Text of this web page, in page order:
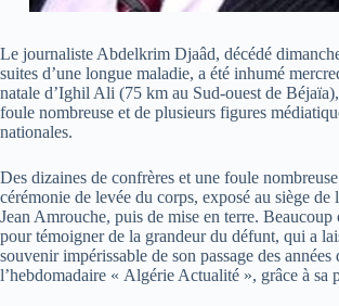
Le journaliste Abdelkrim Djaâd, décédé
suites d’une longue maladie, a été inhumé
natale d’Ighil Ali (75 km au Sud-ouest de Béjaïa),
foule nombreuse et de plusieurs figures
nationales.
Des dizaines de confrères et une foule
cérémonie de levée du corps, exposé au siège de
Jean Amrouche, puis de mise en terre.
pour témoigner de la grandeur du défunt, qui a
souvenir impérissable de son passage des années
l’hebdomadaire « Algérie Actualité », grâce à sa